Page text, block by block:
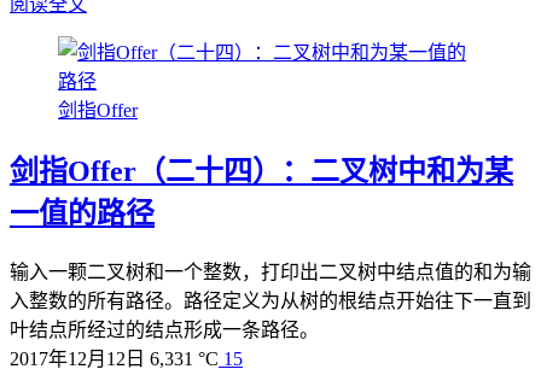
剑指Offer
剑指Offer（二十四）：二叉树中和为某
一值的路径
输入一颗二叉树和一个整数，打印出二叉树中结点值的和为输
入整数的所有路径。路径定义为从树的根结点开始往下一直到
叶结点所经过的结点形成一条路径。
2017年12月12日 6,331 °C 15